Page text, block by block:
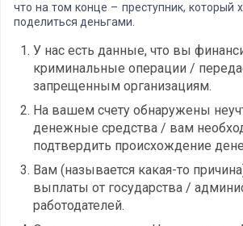
что на том конце – преступник, который
поделиться деньгами.
У нас есть данные, что вы
криминальные операции /
запрещенным организациям.
На вашем счету обнаружены
денежные средства / вам
подтвердить происхождение
Вам (называется какая-то
выплаты от государства /
работодателей.